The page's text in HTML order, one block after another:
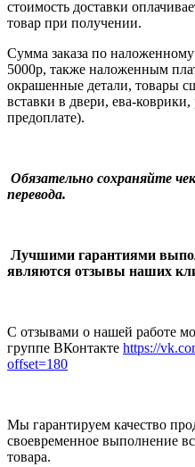
стоимость доставки
товар при получении.
Сумма заказа по
5000р, также наложенным
окрашенные детали, товары
вставки в двери, ева-коврики,
предоплате).
Обязательно сохраняйте
перевода.
Лучшими гарантиями
являются отзывы наших
С отзывами о нашей работе
группе ВКонтакте https://
offset=180
Мы гарантируем качество
своевременное выполнение
товара.